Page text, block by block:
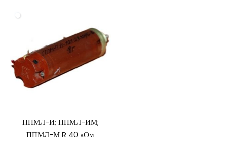
ППМЛ-И; ППМЛ-ИМ;
ППМЛ-М R 40 кОм